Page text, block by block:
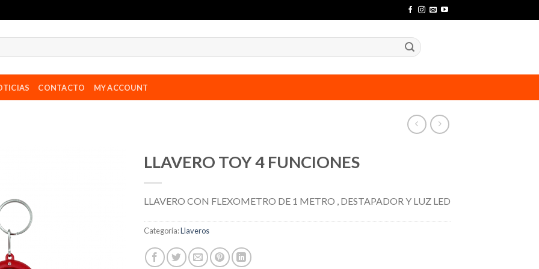
CONTACTO MY ACCOUNT
LLAVERO TOY 4 FUNCIONES
LLAVERO CON FLEXOMETRO DE 1 METRO , DESTAPADOR Y LUZ LED
Categoría:Llaveros